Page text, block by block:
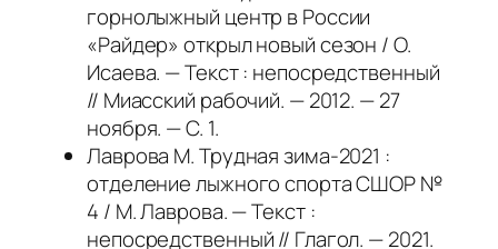
горнолыжный центр в России
«Райдер» открыл новый сезон / О.
Исаева. — Текст : непосредственный
// Миасский рабочий. — 2012. — 27
ноября. — С. 1.
Лаврова М. Трудная зима-2021 :
отделение лыжного спорта СШОР №
4 / М. Лаврова. — Текст :
непосредственный // Глагол. — 2021.